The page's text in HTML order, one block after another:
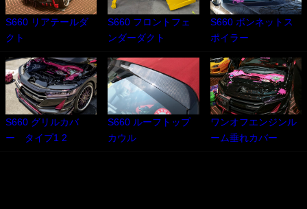
S660 リアテールダ
クト
S660 フロントフェ
ンダーダクト
S660 ボンネットス
ポイラー
S660 グリルカバ
ー タイプ1 2
S660 ルーフトップ
カウル
ワンオフエンジンル
ーム垂れカバー